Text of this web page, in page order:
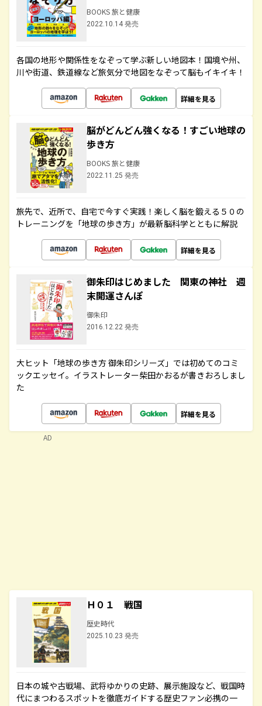
BOOKS 旅と健康
2022.10.14 発売
各国の地形や関係性をなぞって学ぶ新しい地図本！国境や州、
川や街道、鉄道線など旅気分で地図をなぞって脳もイキイキ！
詳細を見る
脳がどんどん強くなる！すごい地球の
歩き方
BOOKS 旅と健康
2022.11.25 発売
旅先で、近所で、自宅で今すぐ実践！楽しく脳を鍛える５０の
トレーニングを「地球の歩き方」が最新脳科学とともに解説
詳細を見る
御朱印はじめました 関東の神社 週
末開運さんぽ
御朱印
2016.12.22 発売
大ヒット「地球の歩き方 御朱印シリーズ」では初めてのコミ
ックエッセイ。イラストレーター柴田かおるが書きおろしまし
た
詳細を見る
Ｈ０１ 戦国
歴史時代
2025.10.23 発売
日本の城や古戦場、武将ゆかりの史跡、展示施設など、戦国時
代にまつわるスポットを徹底ガイドする歴史ファン必携の一
AD